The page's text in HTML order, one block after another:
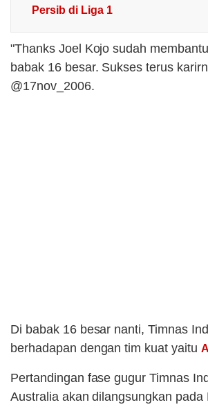
Persib di Liga 1
"Thanks Joel Kojo sudah
babak 16 besar. Sukses terus
@17nov_2006.
Di babak 16 besar nanti, Timnas
berhadapan dengan tim kuat yaitu
Pertandingan fase gugur Timnas
Australia akan dilangsungkan pada